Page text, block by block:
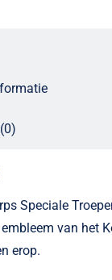
Speciale
van het
erop.